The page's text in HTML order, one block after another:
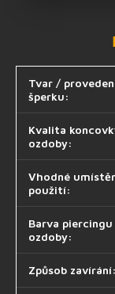
Tvar /
šperku:
Kvalita
ozdoby:
Vhodné
použití:
Barva
ozdoby:
Způsob zavírání: